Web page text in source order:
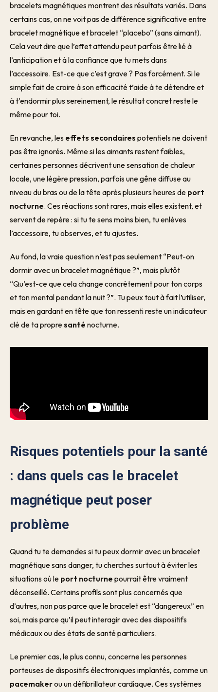
bracelets magnétiques montrent des résultats variés. Dans
certains cas, on ne voit pas de différence significative entre
bracelet magnétique et bracelet “placebo” (sans aimant).
Cela veut dire que l’effet attendu peut parfois être lié à
l’anticipation et à la confiance que tu mets dans
l’accessoire. Est-ce que c’est grave ? Pas forcément. Si le
simple fait de croire à son efficacité t’aide à te détendre et
à t’endormir plus sereinement, le résultat concret reste le
même pour toi.
En revanche, les effets secondaires potentiels ne doivent
pas être ignorés. Même si les aimants restent faibles,
certaines personnes décrivent une sensation de chaleur
locale, une légère pression, parfois une gêne diffuse au
niveau du bras ou de la tête après plusieurs heures de port
nocturne. Ces réactions sont rares, mais elles existent, et
servent de repère : si tu te sens moins bien, tu enlèves
l’accessoire, tu observes, et tu ajustes.
Au fond, la vraie question n’est pas seulement “Peut-on
dormir avec un bracelet magnétique ?”, mais plutôt
“Qu’est-ce que cela change concrètement pour ton corps
et ton mental pendant la nuit ?”. Tu peux tout à fait l’utiliser,
mais en gardant en tête que ton ressenti reste un indicateur
clé de ta propresanté nocturne.
Risques potentiels pour la santé
: dans quels cas le bracelet
magnétique peut poser
problème
Quand tu te demandes si tu peux dormir avec un bracelet
magnétique sans danger, tu cherches surtout à éviter les
situations où le port nocturne pourrait être vraiment
déconseillé. Certains profils sont plus concernés que
d’autres, non pas parce que le bracelet est “dangereux” en
soi, mais parce qu’il peut interagir avec des dispositifs
médicaux ou des états de santé particuliers.
Le premier cas, le plus connu, concerne les personnes
porteuses de dispositifs électroniques implantés, comme un
pacemakerou un défibrillateur cardiaque. Ces systèmes